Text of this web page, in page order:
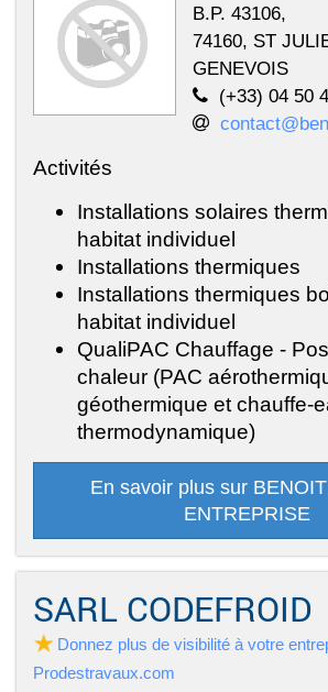
B.P. 43106,
74160, ST
GENEVOIS
(+33) 04 50
Activités
Installations solaires
habitat individuel
Installations thermiques
Installations thermiques
habitat individuel
QualiPAC Chauffage -
chaleur (PAC
géothermique et chauffe-
thermodynamique)
En savoir plus sur
ENTREPRISE
SARL CODEFROID
Donnez plus de visibilité à votre
Prodestravaux.com